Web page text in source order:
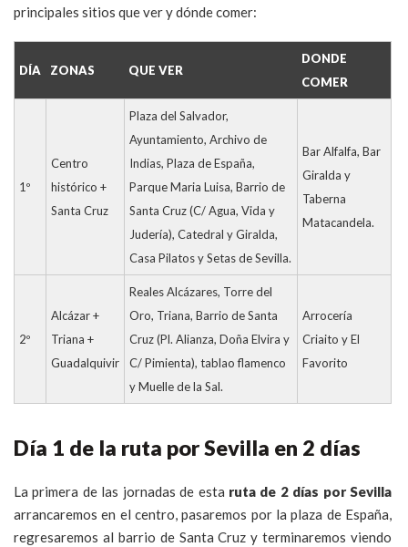
principales sitios que ver y dónde comer:
DÍA ZONAS QUE VER
DONDE
COMER
1º
Centro
histórico +
Santa Cruz
Plaza del Salvador,
Ayuntamiento, Archivo de
Indias, Plaza de España,
Parque Maria Luisa, Barrio de
Santa Cruz (C/ Agua, Vida y
Judería), Catedral y Giralda,
Casa Pilatos y Setas de Sevilla.
Bar Alfalfa, Bar
Giralda y
Taberna
Matacandela.
2º
Alcázar +
Triana +
Guadalquivir
Reales Alcázares, Torre del
Oro, Triana, Barrio de Santa
Cruz (Pl. Alianza, Doña Elvira y
C/ Pimienta), tablao flamenco
y Muelle de la Sal.
Arrocería
Criaito y El
Favorito
Día 1 de la ruta por Sevilla en 2 días
La primera de las jornadas de esta ruta de 2 días por Sevilla
arrancaremos en el centro, pasaremos por la plaza de España,
regresaremos al barrio de Santa Cruz y terminaremos viendo